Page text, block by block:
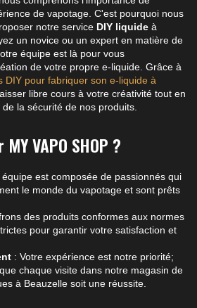
de vapotage. C'est pourquoi nous
notre service DIY liquide à
un novice ou un expert en matière de
équipe est là pour vous
de votre propre e-liquide. Grâce à
DIY pour fabriquer son e-liquide à
libre cours à votre créativité tout en
la sécurité de nos produits.
VAPO SHOP ?
équipe est composée de passionnés qui
le monde du vapotage et sont prêts
des produits conformes aux normes
pour garantir votre satisfaction et
: Votre expérience est notre priorité;
chaque visite dans notre magasin de
à Beauzelle soit une réussite.